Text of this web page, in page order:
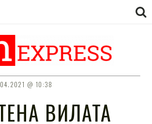
10:38
ВИЛАТА